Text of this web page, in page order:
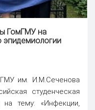
ГомГМУ на
эпидемиологии
им. И.М.Сеченова
студенческая
на тему: «Инфекции,